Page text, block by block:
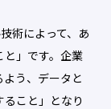
術によって、あ
と」です。企業
う、データと
こと」となり